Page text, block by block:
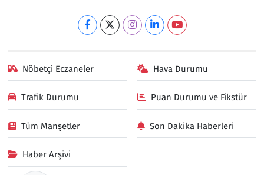
Nöbetçi Eczaneler Hava Durumu
Trafik Durumu Puan Durumu ve Fikstür
Tüm Manşetler Son Dakika Haberleri
Haber Arşivi